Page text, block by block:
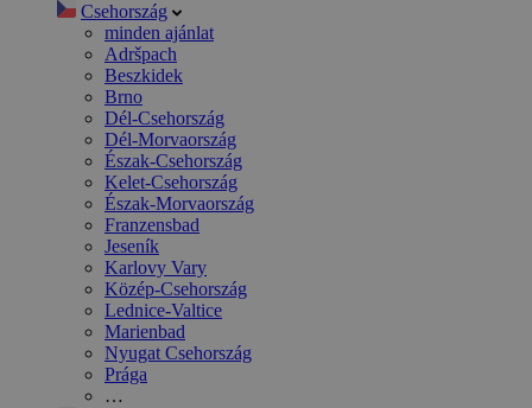
Csehország
minden ajánlat
Adršpach
Beszkidek
Brno
Dél-Csehország
Dél-Morvaország
Észak-Csehország
Kelet-Csehország
Észak-Morvaország
Franzensbad
Jeseník
Karlovy Vary
Közép-Csehország
Lednice-Valtice
Marienbad
Nyugat Csehország
Prága
…